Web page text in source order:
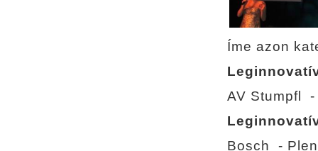
Íme azon
AV Stumpfl
Bosch -